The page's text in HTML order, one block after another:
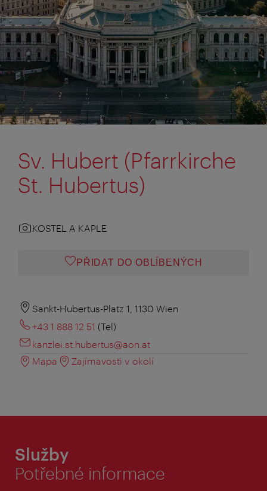
Sv. Hubert (Pfarrkirche
St. Hubertus)
KOSTEL A KAPLE
PŘIDAT DO OBLÍBENÝCH
Sankt-Hubertus-Platz 1, 1130 Wien
+43 1 888 12 51 (Tel)
kanzlei.st.hubertus@aon.at
Mapa
Zajímavosti v okolí
Služby
Potřebné informace